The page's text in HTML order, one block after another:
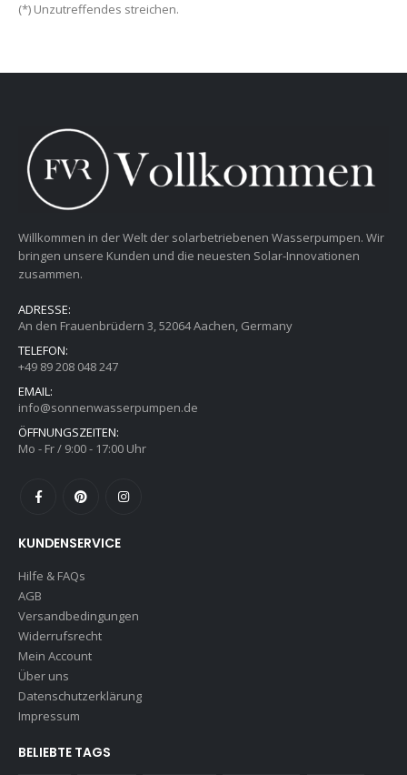
(*) Unzutreffendes streichen.
Willkommen in der Welt der solarbetriebenen Wasserpumpen. Wir
bringen unsere Kunden und die neuesten Solar-Innovationen
zusammen.
ADRESSE:
An den Frauenbrüdern 3, 52064 Aachen, Germany
TELEFON:
+49 89 208 048 247‬
EMAIL:
info@sonnenwasserpumpen.de
ÖFFNUNGSZEITEN:
Mo - Fr / 9:00 - 17:00 Uhr
KUNDENSERVICE
Hilfe & FAQs
AGB
Versandbedingungen
Widerrufsrecht
Mein Account
Über uns
Datenschutzerklärung
Impressum
BELIEBTE TAGS